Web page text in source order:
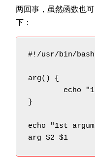
两回事，虽然函数也
下：
#!/usr/bin/bash
arg() {
}
echo "1st
arg $2 $1